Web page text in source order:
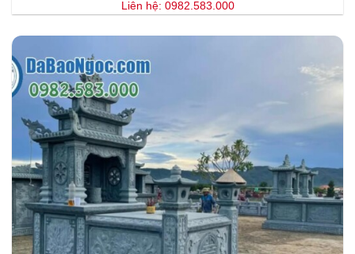
Liên hệ: 0982.583.000